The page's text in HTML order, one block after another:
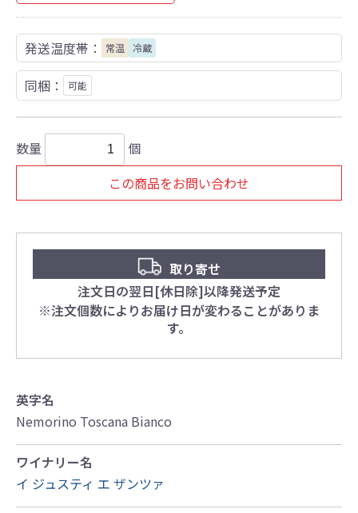
発送温度帯： 常温 冷蔵
同梱： 可能
数量
個
この商品をお問い合わせ
取り寄せ
注文日の翌日[休日除]以降発送予定
※注文個数によりお届け日が変わることがありま
す。
英字名
Nemorino Toscana Bianco
ワイナリー名
イ ジュスティ エ ザンツァ